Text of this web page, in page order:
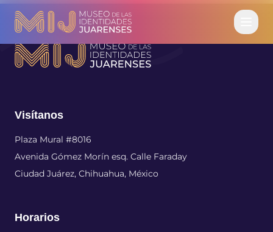
Visítanos
Plaza Mural #8016
Avenida Gómez Morín esq. Calle Faraday
Ciudad Juárez, Chihuahua, México
Horarios